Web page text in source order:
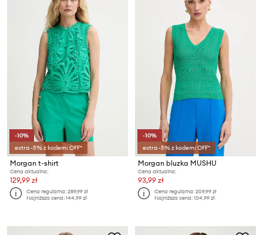
-10%
extra -5% z kodem: OFF*
Morgan t-shirt
Cena aktualna:
129,99 zł
Cena regularna:289,99 zł
Najniższa cena:144,99 zł
-10%
extra -5% z kodem: OFF*
Morgan bluzka MUSHU
Cena aktualna:
93,99 zł
Cena regularna:209,99 zł
Najniższa cena:104,99 zł